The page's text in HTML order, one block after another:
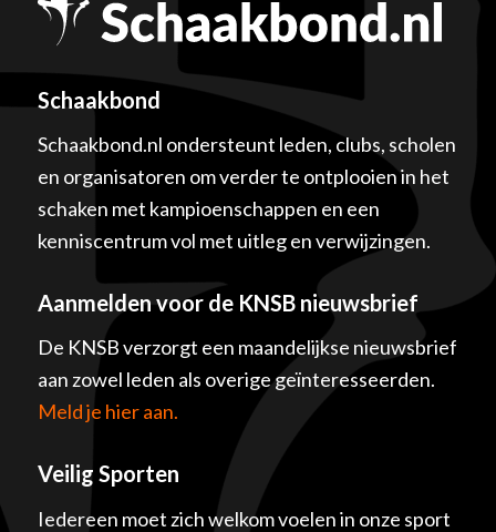
Schaakbond
Schaakbond.nl ondersteunt leden, clubs, scholen
en organisatoren om verder te ontplooien in het
schaken met kampioenschappen en een
kenniscentrum vol met uitleg en verwijzingen.
Aanmelden voor de KNSB nieuwsbrief
De KNSB verzorgt een maandelijkse nieuwsbrief
aan zowel leden als overige geïnteresseerden.
Meld je hier aan.
Veilig Sporten
Iedereen moet zich welkom voelen in onze sport